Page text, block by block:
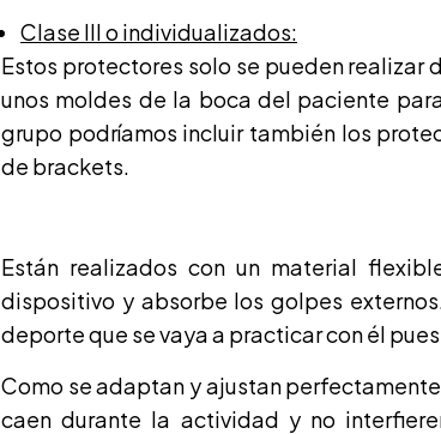
Clase III o individualizados:
Estos protectores solo se pueden realizar
unos moldes de la boca del paciente
grupo podríamos incluir también los
de brackets.
Están realizados con un material
dispositivo y absorbe los golpes
deporte que se vaya a practicar con él
Como se adaptan y ajustan
caen durante la actividad y no